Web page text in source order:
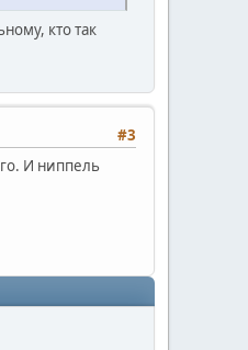
кто так
#3
И ниппель